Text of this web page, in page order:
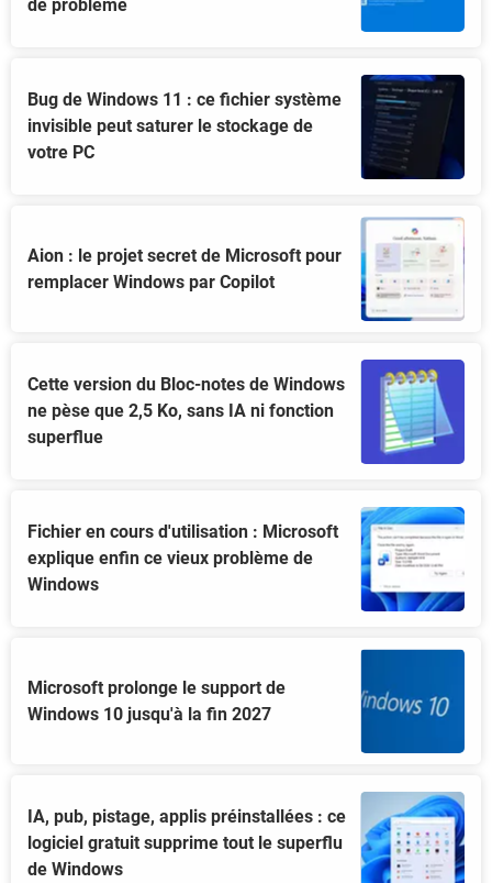
de problème
Bug de Windows 11 : ce fichier système
invisible peut saturer le stockage de
votre PC
Aion : le projet secret de Microsoft pour
remplacer Windows par Copilot
Cette version du Bloc-notes de Windows
ne pèse que 2,5 Ko, sans IA ni fonction
superflue
Fichier en cours d'utilisation : Microsoft
explique enfin ce vieux problème de
Windows
Microsoft prolonge le support de
Windows 10 jusqu'à la fin 2027
IA, pub, pistage, applis préinstallées : ce
logiciel gratuit supprime tout le superflu
de Windows